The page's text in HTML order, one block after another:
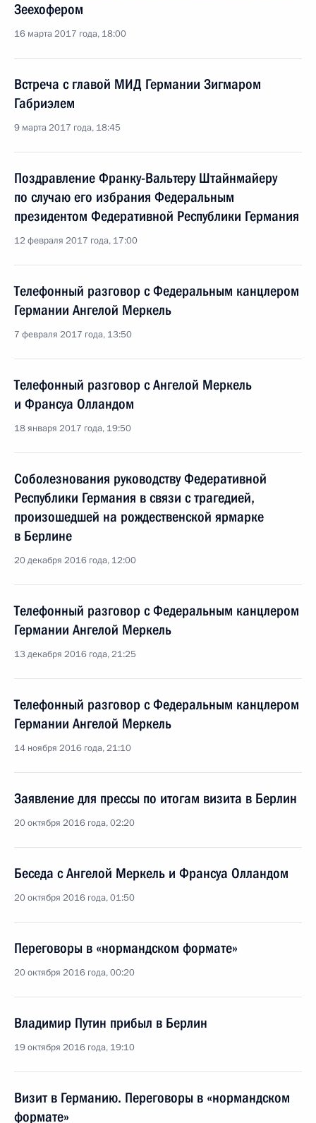
Зеехофером
16 марта 2017 года, 18:00
Встреча с главой МИД Германии Зигмаром
Габриэлем
9 марта 2017 года, 18:45
Поздравление Франку-Вальтеру Штайнмайеру
по случаю его избрания Федеральным
президентом Федеративной Республики Германия
12 февраля 2017 года, 17:00
Телефонный разговор с Федеральным канцлером
Германии Ангелой Меркель
7 февраля 2017 года, 13:50
Телефонный разговор с Ангелой Меркель
и Франсуа Олландом
18 января 2017 года, 19:50
Соболезнования руководству Федеративной
Республики Германия в связи с трагедией,
произошедшей на рождественской ярмарке
в Берлине
20 декабря 2016 года, 12:00
Телефонный разговор с Федеральным канцлером
Германии Ангелой Меркель
13 декабря 2016 года, 21:25
Телефонный разговор с Федеральным канцлером
Германии Ангелой Меркель
14 ноября 2016 года, 21:10
Заявление для прессы по итогам визита в Берлин
20 октября 2016 года, 02:20
Беседа с Ангелой Меркель и Франсуа Олландом
20 октября 2016 года, 01:50
Переговоры в «нормандском формате»
20 октября 2016 года, 00:20
Владимир Путин прибыл в Берлин
19 октября 2016 года, 19:10
Визит в Германию. Переговоры в «нормандском
формате»